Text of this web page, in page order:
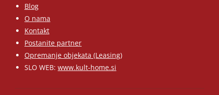
Blog
O nama
Kontakt
Postanite partner
Opremanje objekata (Leasing)
SLO WEB: www.kult-home.si